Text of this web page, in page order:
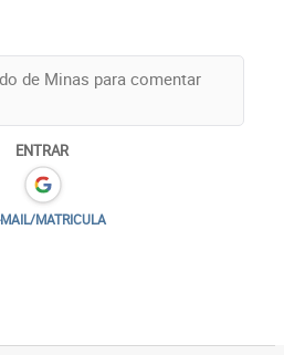
ENTRAR
MATRICULA